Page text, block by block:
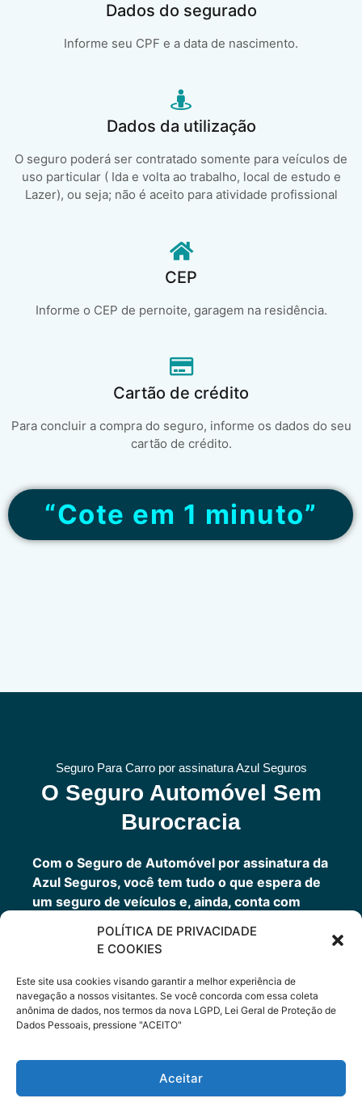
POLÍTICA DE PRIVACIDADE
E COOKIES
Este site usa cookies visando garantir a melhor experiência de
navegação a nossos visitantes. Se você concorda com essa coleta
anônima de dados, nos termos da nova LGPD, Lei Geral de Proteção de
Dados Pessoais, pressione "ACEITO"
Aceitar
Dados do segurado
Informe seu CPF e a data de nascimento.
Dados da utilização
O seguro poderá ser contratado somente para veículos de
uso particular ( Ida e volta ao trabalho, local de estudo e
Lazer), ou seja; não é aceito para atividade profissional
CEP
Informe o CEP de pernoite, garagem na residência.
Cartão de crédito
Para concluir a compra do seguro, informe os dados do seu
cartão de crédito.
“Cote em 1 minuto”
Seguro Para Carro por assinatura Azul Seguros
O Seguro Automóvel Sem
Burocracia
Com o Seguro de Automóvel por assinatura da
Azul Seguros, você tem tudo o que espera de
um seguro de veículos e, ainda, conta com
outros benefícios disponíveis 24h.
Você tem um seguro completo com a garantia
Porto Seguro.